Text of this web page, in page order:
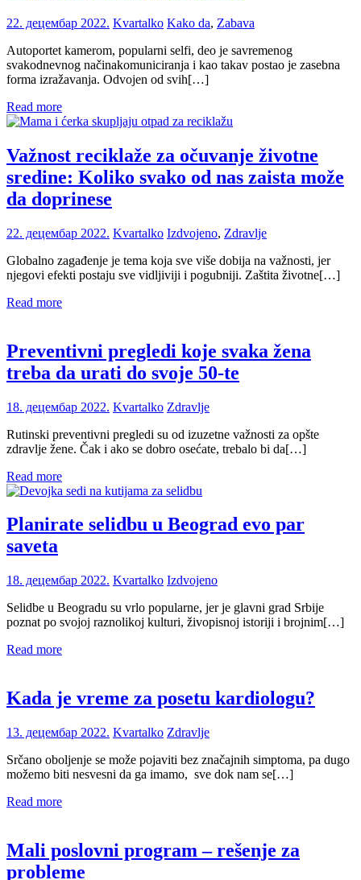
22. децембар 2022. Kvartalko Kako da, Zabava
Autoportet kamerom, popularni selfi, deo je savremenog
svakodnevnog načinakomuniciranja i kao takav postao je zasebna
forma izražavanja. Odvojen od svih[…]
Read more
Važnost reciklaže za očuvanje životne
sredine: Koliko svako od nas zaista može
da doprinese
22. децембар 2022. Kvartalko Izdvojeno, Zdravlje
Globalno zagađenje je tema koja sve više dobija na važnosti, jer
njegovi efekti postaju sve vidljiviji i pogubniji. Zaštita životne[…]
Read more
Preventivni pregledi koje svaka žena
treba da urati do svoje 50-te
18. децембар 2022. Kvartalko Zdravlje
Rutinski preventivni pregledi su od izuzetne važnosti za opšte
zdravlje žene. Čak i ako se dobro osećate, trebalo bi da[…]
Read more
Planirate selidbu u Beograd evo par
saveta
18. децембар 2022. Kvartalko Izdvojeno
Selidbe u Beogradu su vrlo popularne, jer je glavni grad Srbije
poznat po svojoj raznolikoj kulturi, živopisnoj istoriji i brojnim[…]
Read more
Kada je vreme za posetu kardiologu?
13. децембар 2022. Kvartalko Zdravlje
Srčano oboljenje se može pojaviti bez značajnih simptoma, pa dugo
možemo biti nesvesni da ga imamo, sve dok nam se[…]
Read more
Mali poslovni program – rešenje za
probleme